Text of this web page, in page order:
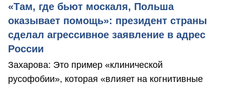
«Там, где бьют москаля, Польша
оказывает помощь»: президент страны
сделал агрессивное заявление в адрес
России
Захарова: Это пример «клинической
русофобии», которая «влияет на когнитивные